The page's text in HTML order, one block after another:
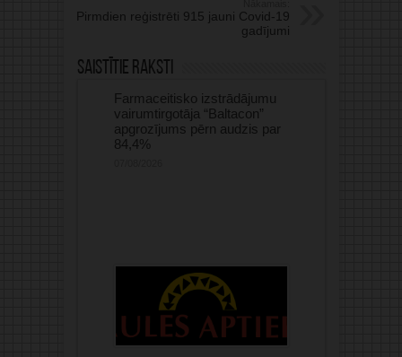
Pirmdien reģistrēti 915 jauni Covid-19
gadījumi
Saistītie raksti
Farmaceitisko izstrādājumu
vairumtirgotāja “Baltacon”
apgrozījums pērn audzis par
84,4%